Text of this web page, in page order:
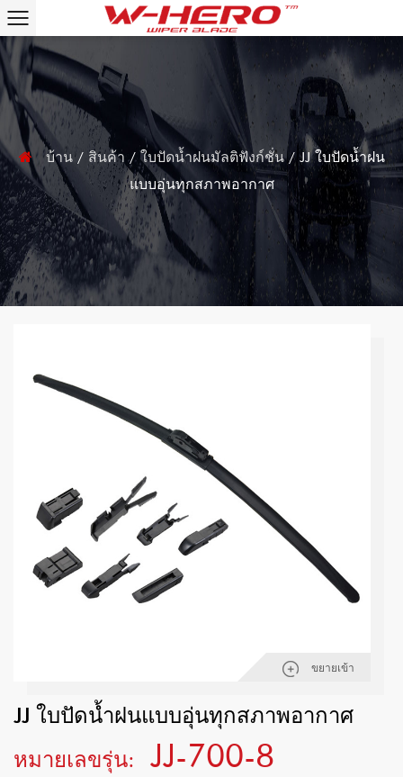
บ้าน/ สินค้า/ใบปัดน้ำฝนมัลติฟังก์ชั่น/ JJ ใบปัดน้ำฝน
แบบอุ่นทุกสภาพอากาศ
ขยายเข้า
JJ ใบปัดน้ำฝนแบบอุ่นทุกสภาพอากาศ
หมายเลขรุ่น:
JJ-700-8